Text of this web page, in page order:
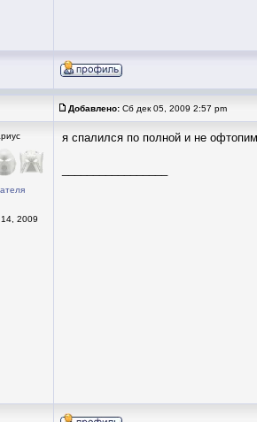
Добавлено: Сб дек 05, 2009 2:57 pm
2009
я спалился по полной и не